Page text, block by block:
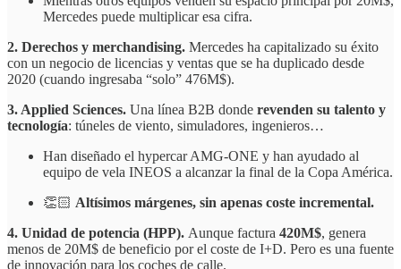
Mercedes puede multiplicar esa cifra.
2. Derechos y merchandising. Mercedes ha capitalizado su éxito
con un negocio de licencias y ventas que se ha duplicado desde
2020 (cuando ingresaba “solo” 476M$).
3. Applied Sciences. Una línea B2B donde revenden su talento y
tecnología: túneles de viento, simuladores, ingenieros…
Han diseñado el hypercar AMG-ONE y han ayudado al
equipo de vela INEOS a alcanzar la final de la Copa América.
👏🏻 Altísimos márgenes, sin apenas coste incremental.
4. Unidad de potencia (HPP). Aunque factura 420M$, genera
menos de 20M$ de beneficio por el coste de I+D. Pero es una fuente
de innovación para los coches de calle.